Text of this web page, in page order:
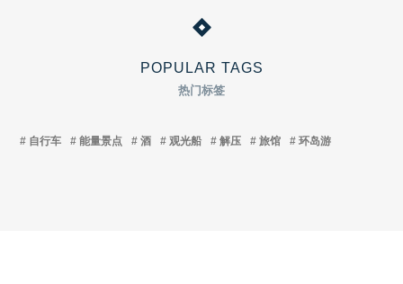
POPULAR TAGS
热门标签
自行车 能量景点 酒 观光船 解压 旅馆 环岛游